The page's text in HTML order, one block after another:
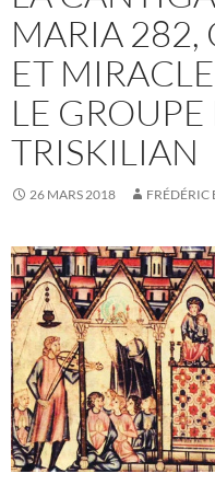
MARIA 282,
ET
LE
TRISKILIAN
26 MARS 2018 FRÉDÉRIC